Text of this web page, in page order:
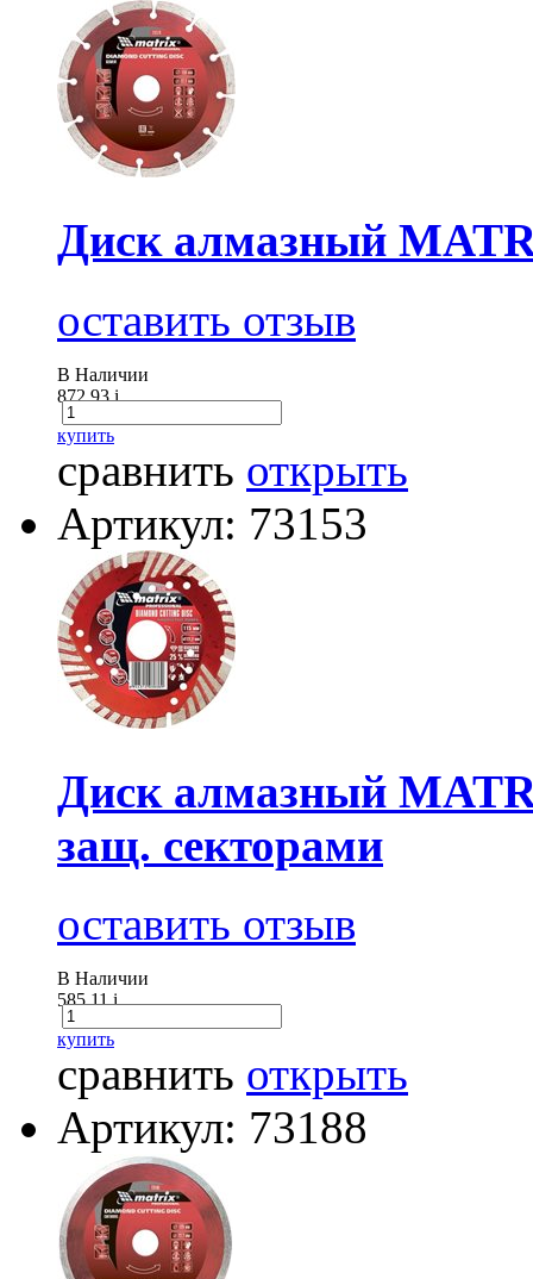
Диск алмазный
оставить отзыв
В Наличии
872.93i
купить
сравнить открыть
Артикул: 73153
Диск алмазный
защ. секторами
оставить отзыв
В Наличии
585.11i
купить
сравнить открыть
Артикул: 73188